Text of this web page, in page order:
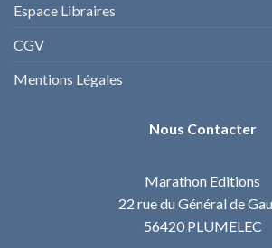
Espace Libraires
CGV
Mentions Légales
Nous Contacter
Marathon Editions
22 rue du Général de
56420 PLUMELEC